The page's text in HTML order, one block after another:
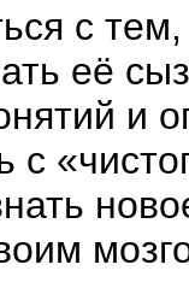
с
её
и
с